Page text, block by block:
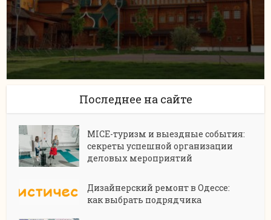
Последнее на сайте
MICE-туризм и выездные события:
секреты успешной организации
деловых мероприятий
Дизайнерский ремонт в Одессе:
как выбрать подрядчика